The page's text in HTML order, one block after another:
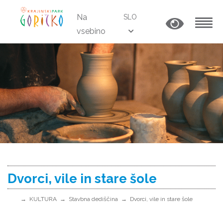
Na
vsebino
SLO
Dvorci, vile in stare šole
KULTURA Stavbna dediščina Dvorci, vile in stare šole